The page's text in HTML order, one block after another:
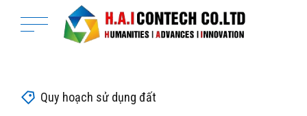
Quy hoạch sử dụng đất